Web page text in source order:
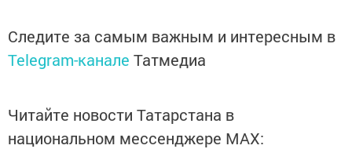
Следите за самым важным и интересным в
Telegram-канале Татмедиа
Читайте новости Татарстана в
национальном мессенджере MАХ: